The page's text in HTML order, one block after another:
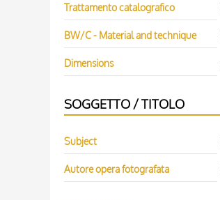
Trattamento catalografico
BW/C - Material and technique
Dimensions
SOGGETTO / TITOLO
Subject
Autore opera fotografata